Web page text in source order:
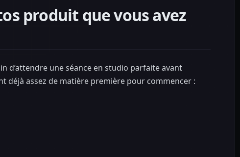
produit que vous avez
d’attendre une séance en studio parfaite avant
déjà assez de matière première pour commencer :